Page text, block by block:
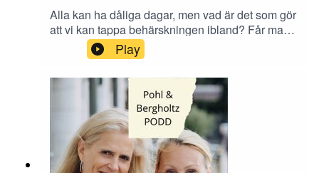
Alla kan ha dåliga dagar, men vad är det som gör
att vi kan tappa behärskningen ibland? Får man
som chef tappa behärskningen? Vad kan trigga
dig att tappa behärskningen? Skicka era tankar
och synpunkter om tillit på arbetsplatsen till
Instagram @tranahjarnan och
@insightcompetence
Play